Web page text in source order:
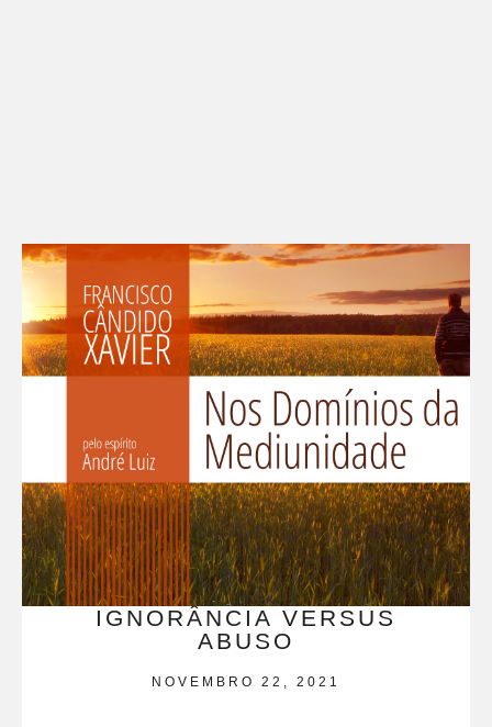
IGNORÂNCIA VERSUS
ABUSO
NOVEMBRO 22, 2021